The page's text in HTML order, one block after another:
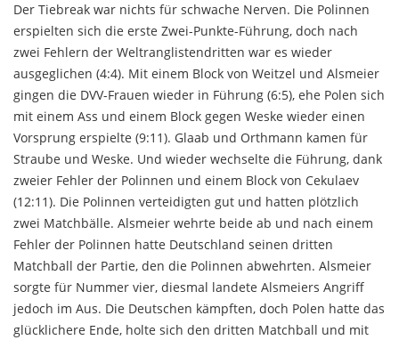
Der Tiebreak war nichts für schwache Nerven. Die Polinnen
erspielten sich die erste Zwei-Punkte-Führung, doch nach
zwei Fehlern der Weltranglistendritten war es wieder
ausgeglichen (4:4). Mit einem Block von Weitzel und Alsmeier
gingen die DVV-Frauen wieder in Führung (6:5), ehe Polen sich
mit einem Ass und einem Block gegen Weske wieder einen
Vorsprung erspielte (9:11). Glaab und Orthmann kamen für
Straube und Weske. Und wieder wechselte die Führung, dank
zweier Fehler der Polinnen und einem Block von Cekulaev
(12:11). Die Polinnen verteidigten gut und hatten plötzlich
zwei Matchbälle. Alsmeier wehrte beide ab und nach einem
Fehler der Polinnen hatte Deutschland seinen dritten
Matchball der Partie, den die Polinnen abwehrten. Alsmeier
sorgte für Nummer vier, diesmal landete Alsmeiers Angriff
jedoch im Aus. Die Deutschen kämpften, doch Polen hatte das
glücklichere Ende, holte sich den dritten Matchball und mit